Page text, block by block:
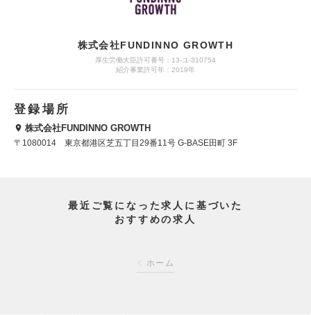
株式会社FUNDINNO GROWTH
厚生労働大臣許可番号：13-ユ-310754
紹介事業許可年：2019年
登録場所
株式会社FUNDINNO GROWTH
〒1080014 東京都港区芝五丁目29番11号 G-BASE田町 3F
最近ご覧になった求人に基づいた
おすすめの求人
ホーム